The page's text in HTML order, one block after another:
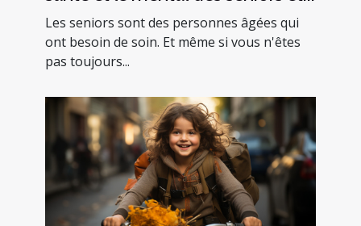
comment le faire en toute
sécurité
Les seniors sont des personnes âgées qui
ont besoin de soin. Et même si vous n'êtes
pas toujours...